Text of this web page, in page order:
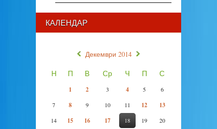
КАЛЕНДАР
Декември 2014
Н П В Ср Ч П С
1 2 3 4 5
6
7
8 9 10 11 12 13
14 15 16 17 18 19
20